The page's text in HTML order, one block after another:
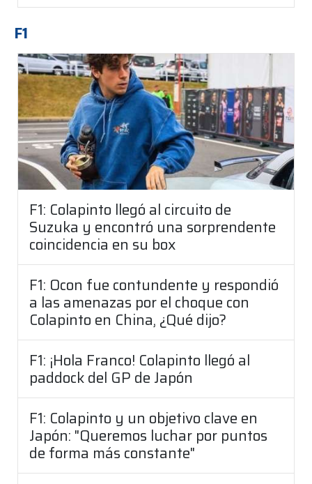
F1
F1: Colapinto llegó al circuito de
Suzuka y encontró una sorprendente
coincidencia en su box
F1: Ocon fue contundente y respondió
a las amenazas por el choque con
Colapinto en China, ¿Qué dijo?
F1: ¡Hola Franco! Colapinto llegó al
paddock del GP de Japón
F1: Colapinto y un objetivo clave en
Japón: "Queremos luchar por puntos
de forma más constante"